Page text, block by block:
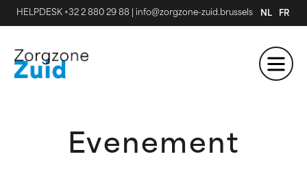
HELPDESK +32 2 880 29 88 info@zorgzone-zuid.brussels NL FR
Evenement